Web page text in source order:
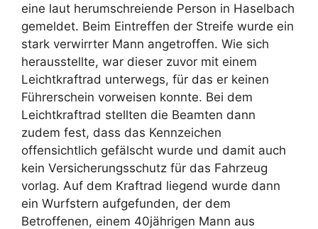
eine laut herumschreiende Person in Haselbach
gemeldet. Beim Eintreffen der Streife wurde ein
stark verwirrter Mann angetroffen. Wie sich
herausstellte, war dieser zuvor mit einem
Leichtkraftrad unterwegs, für das er keinen
Führerschein vorweisen konnte. Bei dem
Leichtkraftrad stellten die Beamten dann
zudem fest, dass das Kennzeichen
offensichtlich gefälscht wurde und damit auch
kein Versicherungsschutz für das Fahrzeug
vorlag. Auf dem Kraftrad liegend wurde dann
ein Wurfstern aufgefunden, der dem
Betroffenen, einem 40jährigen Mann aus